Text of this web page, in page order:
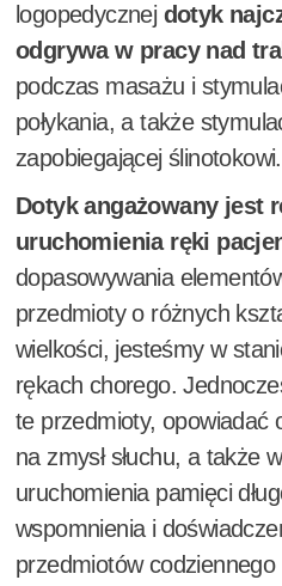
logopedycznej dotyk
odgrywa w pracy nad
podczas masażu i
połykania, a także
zapobiegającej ślinotokowi.
Dotyk angażowany jest
uruchomienia ręki
dopasowywania
przedmioty o różnych
wielkości, jesteśmy w
rękach chorego.
te przedmioty, opowiadać
na zmysł słuchu, a także
uruchomienia pamięci
wspomnienia i
przedmiotów